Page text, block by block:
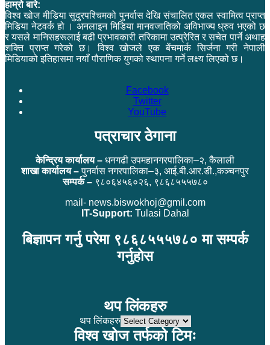
हाम्रो बारे:
विश्व खोज मीडिया सुदुरपश्चिमको पुनर्वास देखि संचालित एकल स्वामित्व प्राप्त
मिडिया नेटवर्क हो । अनलाइन मिडिया मानवजातिको अविभाज्य ध्रुव भएको छ
र यसले मानिसहरूलाई बढी प्रभावकारी तरिकामा उत्प्रेरित र सचेत पार्ने अथाह
शक्ति प्राप्त गरेको छ। विश्व खोजले एक बेंचमार्क सिर्जना गरी नेपाली
मिडियाको इतिहासमा नयाँ पौराणिक युगको स्थापना गर्ने लक्ष्य लिएको छ।
Facebook
Twitter
YouTube
पत्राचार ठेगाना
केन्द्रिय कार्यालय – धनगढी उपमहानगरपालिका–२, कैलाली
शाखा कार्यालय –पुनर्वास नगरपालिका–३, आई.बी.आर.डी.,कञ्चनपुर
सम्पर्क –९८०६४५६०२६, ९८६८५५५७८०
mail- news.biswokhoj@gmil.com
IT-Support: Tulasi Dahal
बिज्ञापन गर्नु परेमा ९८६८५५५७८० मा सम्पर्क
गर्नुहोस
थप लिंकहरु
थप लिंकहरु
विश्व खोज तर्फको टिमः